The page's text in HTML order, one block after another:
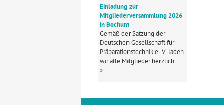
Einladung zur
Mitgliederversammlung 2026
in Bochum
Gemäß der Satzung der
Deutschen Gesellschaft für
Präparationstechnik e. V. laden
wir alle Mitglieder herzlich …
»